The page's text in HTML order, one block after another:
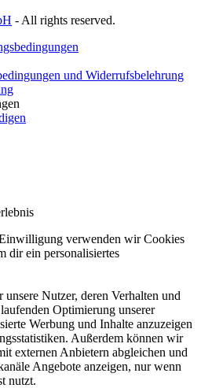
- All rights reserved.
und Widerrufsbelehrung
verwenden wir Cookies
dir ein personalisiertes
Nutzer, deren Verhalten und
Optimierung unserer
Werbung und Inhalte anzuzeigen
Außerdem können wir
externen Anbietern abgleichen und
Angebote anzeigen, nur wenn
nutzt.